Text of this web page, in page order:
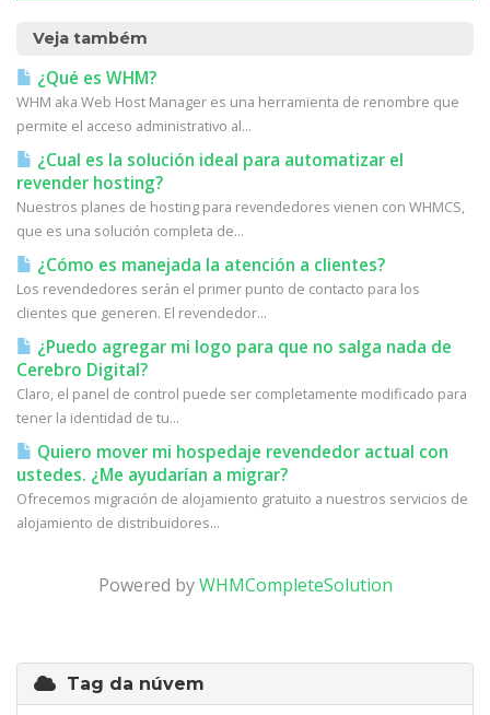
Veja também
¿Qué es WHM?
WHM aka Web Host Manager es una herramienta de renombre que
permite el acceso administrativo al...
¿Cual es la solución ideal para automatizar el
revender hosting?
Nuestros planes de hosting para revendedores vienen con WHMCS,
que es una solución completa de...
¿Cómo es manejada la atención a clientes?
Los revendedores serán el primer punto de contacto para los
clientes que generen. El revendedor...
¿Puedo agregar mi logo para que no salga nada de
Cerebro Digital?
Claro, el panel de control puede ser completamente modificado para
tener la identidad de tu...
Quiero mover mi hospedaje revendedor actual con
ustedes. ¿Me ayudarían a migrar?
Ofrecemos migración de alojamiento gratuito a nuestros servicios de
alojamiento de distribuidores...
Powered byWHMCompleteSolution
Tag da núvem